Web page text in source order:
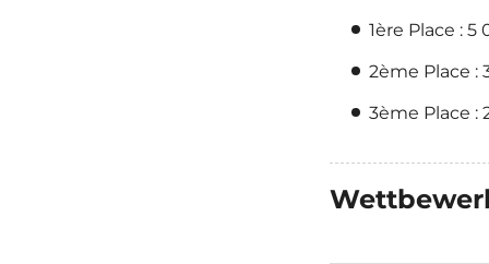
1ère Place : 5
2ème Place :
3ème Place :